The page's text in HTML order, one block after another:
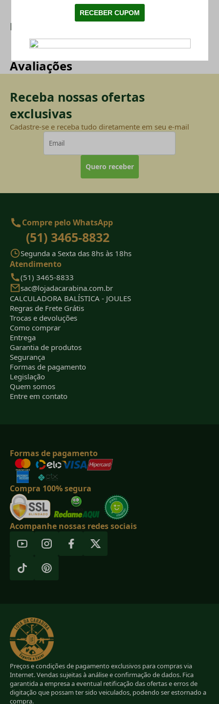
Mais Categorias
Avaliações
Receba nossas ofertas
exclusivas
Cadastre-se e receba tudo diretamente em seu e-mail
Quero receber
Compre pelo WhatsApp
(51) 3465-8832
Segunda a Sexta das 8hs às 18hs
Atendimento
(51) 3465-8833
sac@lojadacarabina.com.br
CALCULADORA BALÍSTICA - JOULES
Regras de Frete Grátis
Trocas e devoluções
Como comprar
Entrega
Garantia de produtos
Segurança
Formas de pagamento
Legislação
Quem somos
Entre em contato
Formas de pagamento
Compra 100% segura
Acompanhe nossas redes sociais
Preços e condições de pagamento exclusivos para compras via
Internet. Vendas sujeitas à análise e confirmação de dados. Fica
garantida a empresa a eventual retificação das ofertas e erros de
digitação que possam ter sido veiculados, podendo ser estornado a
compra.